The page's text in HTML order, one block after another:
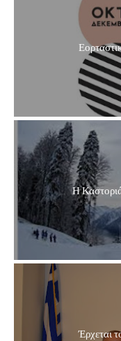
Η
Έρχεται